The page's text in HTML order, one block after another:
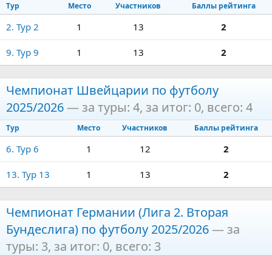
Тур Место Участников Баллы рейтинга
2. Тур 2 1 13 2
9. Тур 9 1 13 2
Чемпионат Швейцарии по футболу
2025/2026— за туры: 4, за итог: 0, всего: 4
Тур Место Участников Баллы рейтинга
6. Тур 6 1 12 2
13. Тур 13 1 13 2
Чемпионат Германии (Лига 2. Вторая
Бундеслига) по футболу 2025/2026— за
туры: 3, за итог: 0, всего: 3